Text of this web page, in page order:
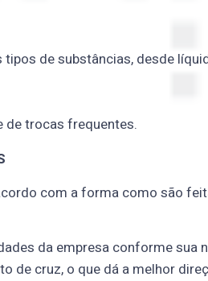
de substâncias, desde
de trocas frequentes.
com a forma como são
da empresa conforme sua
cruz, o que dá a melhor